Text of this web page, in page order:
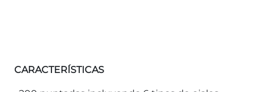
CARACTERÍSTICAS